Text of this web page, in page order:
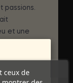
passions.
et une
ceux de